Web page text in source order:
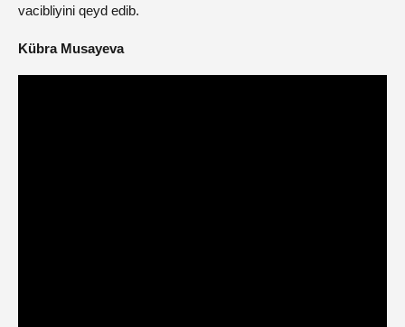
vacibliyini qeyd edib.
Kübra Musayeva